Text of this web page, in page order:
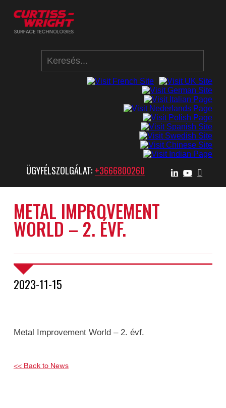
ÜGYFÉLSZOLGÁLAT: +3666800260
METAL IMPROVEMENT
WORLD – 2. ÉVF.
2023-11-15
Metal Improvement World – 2. évf.
<< Back to News